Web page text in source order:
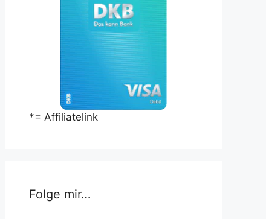
*= Affiliatelink
Folge mir…